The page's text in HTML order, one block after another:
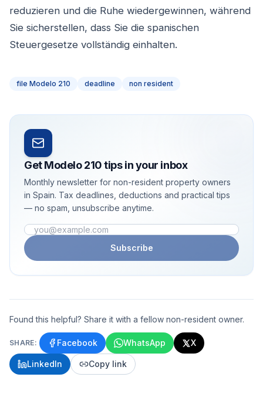
reduzieren und die Ruhe wiedergewinnen, während
Sie sicherstellen, dass Sie die spanischen
Steuergesetze vollständig einhalten.
file Modelo 210 deadline non resident
Get Modelo 210 tips in your inbox
Monthly newsletter for non-resident property owners
in Spain. Tax deadlines, deductions and practical tips
— no spam, unsubscribe anytime.
Email address
Subscribe
Found this helpful? Share it with a fellow non-resident owner.
SHARE: Facebook WhatsApp X
LinkedIn Copy link